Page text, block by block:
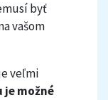
byť
vašom
veľmi
je možné